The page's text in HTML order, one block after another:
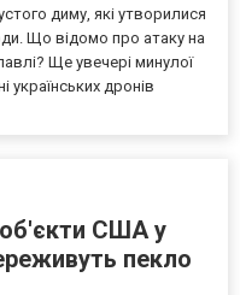
диму, які утворилися
Що відомо про атаку на
Ще увечері минулої
українських дронів
об'єкти США у
пекло